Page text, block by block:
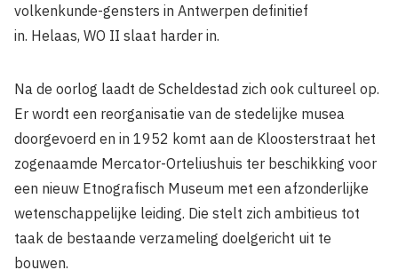
volkenkunde-gensters in Antwerpen definitief
in. Helaas, WO II slaat harder in.
Na de oorlog laadt de Scheldestad zich ook cultureel op.
Er wordt een reorganisatie van de stedelijke musea
doorgevoerd en in 1952 komt aan de Kloosterstraat het
zogenaamde Mercator-Orteliushuis ter beschikking voor
een nieuw Etnografisch Museum met een afzonderlijke
wetenschappelijke leiding. Die stelt zich ambitieus tot
taak de bestaande verzameling doelgericht uit te
bouwen.